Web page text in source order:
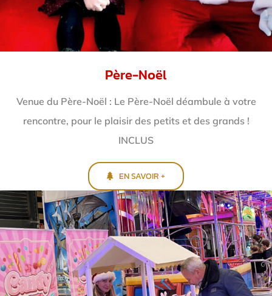
Père-Noël
Venue du Père-Noël : Le Père-Noël déambule à votre
rencontre, pour le plaisir des petits et des grands !
INCLUS
EN SAVOIR +